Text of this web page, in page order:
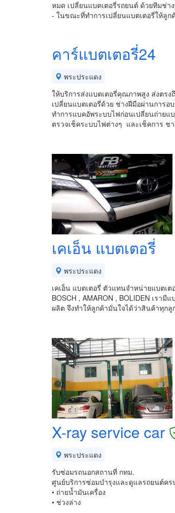
หมด เปลี่ยนแบตเตอรี่รถยนต์ ด้วยทีมช่า
- ในขณะที่ทำการเปลี่ยนแบตเตอรี่ให้ลูก
คาร์แบตเตอรี่24
พระประแดง
ให้บริการส่งแบตเตอรี่คุณภาพสูง ส่งตรง
เปลี่ยนแบตเตอรี่ด้วย ช่างฝีมือผ่านการ
ทำการแบคอัพระบบไฟก่อนเปลี่ยนถ่ายแ
ตรวจเช็คระบบไฟต่างๆ และเช็คการ ช
เคเอ็น แบตเตอรี่
พระประแดง
เคเอ็น แบตเตอรี่ ตัวแทนจำหน่ายแบตเต
BOSCH , AMARON , BOLIDEN เรา
ผลิต จึงทำให้ลูกค้ามั่นใจได้ว่าสินค้าทุ
X-ray service car
พระประแดง
รับซ่อมรถนอกสถานที่ กทม.
ศูนย์บริการซ่อมบำรุงและดูแลรถยนต์ครบ
• ถ่ายน้ำมันเครื่อง
• ช่วงล่าง